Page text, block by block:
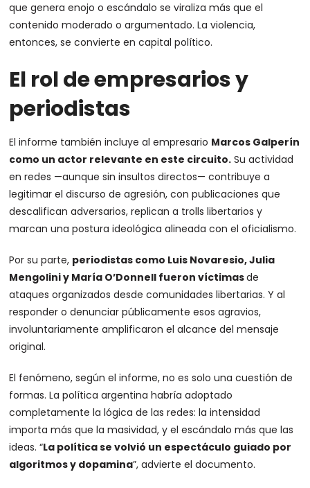
que genera enojo o escándalo se viraliza más que el
contenido moderado o argumentado. La violencia,
entonces, se convierte en capital político.
El rol de empresarios y
periodistas
El informe también incluye al empresario Marcos Galperín
como un actor relevante en este circuito. Su actividad
en redes —aunque sin insultos directos— contribuye a
legitimar el discurso de agresión, con publicaciones que
descalifican adversarios, replican a trolls libertarios y
marcan una postura ideológica alineada con el oficialismo.
Por su parte, periodistas como Luis Novaresio, Julia
Mengolini y María O’Donnell fueron víctimasde
ataques organizados desde comunidades libertarias. Y al
responder o denunciar públicamente esos agravios,
involuntariamente amplificaron el alcance del mensaje
original.
El fenómeno, según el informe, no es solo una cuestión de
formas. La política argentina habría adoptado
completamente la lógica de las redes: la intensidad
importa más que la masividad, y el escándalo más que las
ideas. “La política se volvió un espectáculo guiado por
algoritmos y dopamina”, advierte el documento.